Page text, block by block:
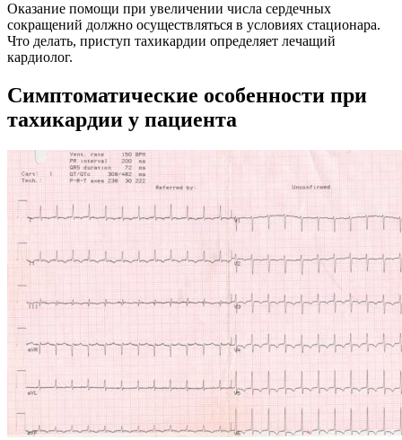
Оказание помощи при увеличении числа сердечных
сокращений должно осуществляться в условиях стационара.
Что делать, приступ тахикардии определяет лечащий
кардиолог.
Симптоматические особенности при
тахикардии у пациента